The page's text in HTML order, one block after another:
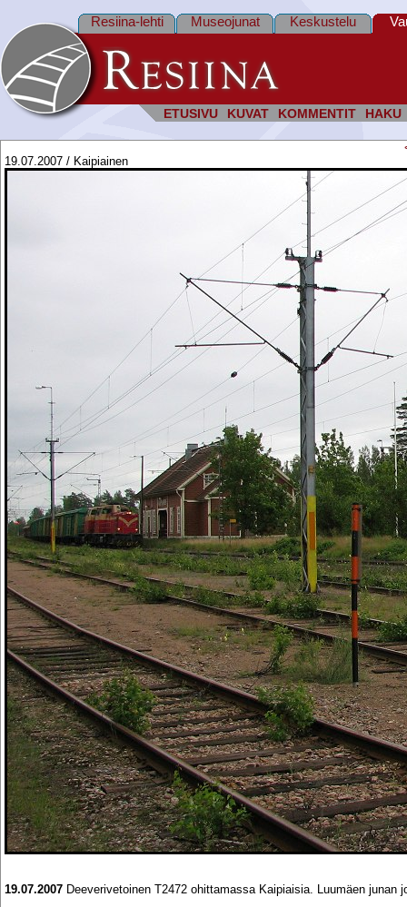
ETUSIVU KUVAT KOMMENTIT HAKU
Resiina-lehti Museojunat Keskustelu
19.07.2007 / Kaipiainen
19.07.2007 Deeverivetoinen T2472 ohittamassa Kaipiaisia. Luumäen junan